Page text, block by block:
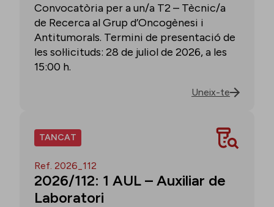
Convocatòria per a un/a T2 – Tècnic/a
de Recerca al Grup d’Oncogènesi i
Antitumorals. Termini de presentació de
les sol·licituds: 28 de juliol de 2026, a les
15:00 h.
Uneix-te
TANCAT
Ref. 2026_112
2026/112: 1 AUL – Auxiliar de
Laboratori